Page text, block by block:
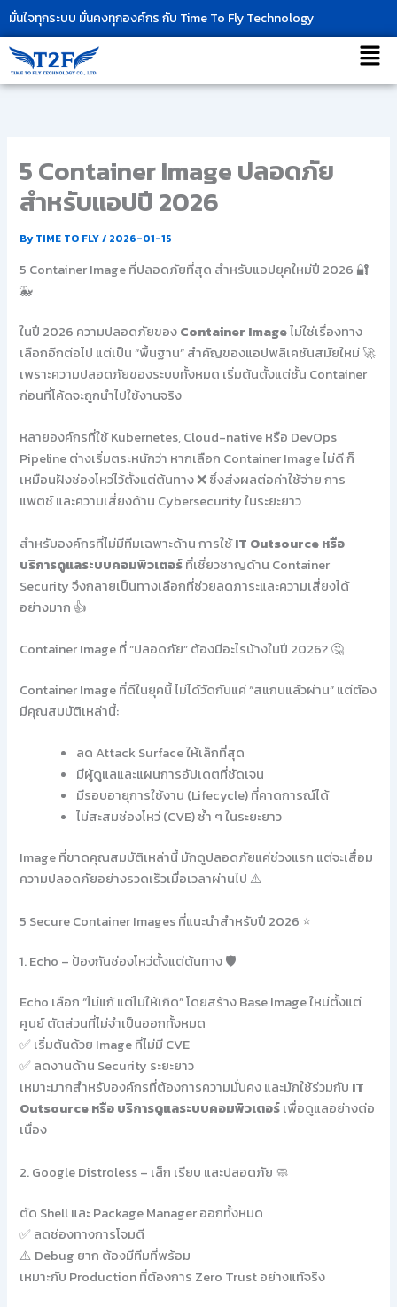
Skip
to
content
มั่นใจทุกระบบ มั่นคงทุกองค์กร กับ Time To Fly Technology
เมนู
5 Container Image ปลอดภัย
สำหรับแอปปี 2026
ByTIME TO FLY/ 2026-01-15
5 Container Image ที่ปลอดภัยที่สุด สำหรับแอปยุคใหม่ปี 2026 🔐
🐳
ในปี 2026 ความปลอดภัยของContainer Imageไม่ใช่เรื่องทาง
เลือกอีกต่อไป แต่เป็น “พื้นฐาน” สำคัญของแอปพลิเคชันสมัยใหม่ 🚀
เพราะความปลอดภัยของระบบทั้งหมด เริ่มต้นตั้งแต่ชั้น Container
ก่อนที่โค้ดจะถูกนำไปใช้งานจริง
หลายองค์กรที่ใช้ Kubernetes, Cloud-native หรือ DevOps
Pipeline ต่างเริ่มตระหนักว่า หากเลือก Container Image ไม่ดี ก็
เหมือนฝังช่องโหว่ไว้ตั้งแต่ต้นทาง ❌ ซึ่งส่งผลต่อค่าใช้จ่าย การ
แพตช์ และความเสี่ยงด้าน Cybersecurity ในระยะยาว
สำหรับองค์กรที่ไม่มีทีมเฉพาะด้าน การใช้IT Outsource หรือ
บริการดูแลระบบคอมพิวเตอร์ที่เชี่ยวชาญด้าน Container
Security จึงกลายเป็นทางเลือกที่ช่วยลดภาระและความเสี่ยงได้
อย่างมาก 👍
Container Image ที่ “ปลอดภัย” ต้องมีอะไรบ้างในปี 2026? 🤔
Container Image ที่ดีในยุคนี้ ไม่ได้วัดกันแค่ “สแกนแล้วผ่าน” แต่ต้อง
มีคุณสมบัติเหล่านี้:
ลด Attack Surface ให้เล็กที่สุด
มีผู้ดูแลและแผนการอัปเดตที่ชัดเจน
มีรอบอายุการใช้งาน (Lifecycle) ที่คาดการณ์ได้
ไม่สะสมช่องโหว่ (CVE) ซ้ำ ๆ ในระยะยาว
Image ที่ขาดคุณสมบัติเหล่านี้ มักดูปลอดภัยแค่ช่วงแรก แต่จะเสื่อม
ความปลอดภัยอย่างรวดเร็วเมื่อเวลาผ่านไป ⚠️
5 Secure Container Images ที่แนะนำสำหรับปี 2026 ⭐
1. Echo – ป้องกันช่องโหว่ตั้งแต่ต้นทาง 🛡️
Echo เลือก “ไม่แก้ แต่ไม่ให้เกิด” โดยสร้าง Base Image ใหม่ตั้งแต่
ศูนย์ ตัดส่วนที่ไม่จำเป็นออกทั้งหมด
✅ เริ่มต้นด้วย Image ที่ไม่มี CVE
✅ ลดงานด้าน Security ระยะยาว
เหมาะมากสำหรับองค์กรที่ต้องการความมั่นคง และมักใช้ร่วมกับ IT
Outsource หรือ บริการดูแลระบบคอมพิวเตอร์เพื่อดูแลอย่างต่อ
เนื่อง
2. Google Distroless – เล็ก เรียบ และปลอดภัย 🧼
ตัด Shell และ Package Manager ออกทั้งหมด
✅ ลดช่องทางการโจมตี
⚠️ Debug ยาก ต้องมีทีมที่พร้อม
เหมาะกับ Production ที่ต้องการ Zero Trust อย่างแท้จริง